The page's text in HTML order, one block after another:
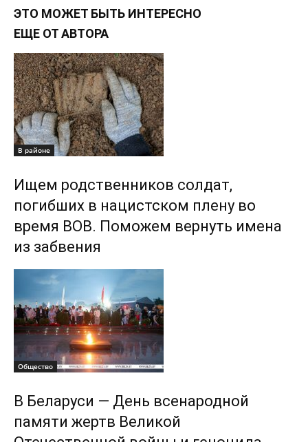
ЭТО МОЖЕТ БЫТЬ ИНТЕРЕСНО
ЕЩЕ ОТ АВТОРА
В районе
Ищем родственников солдат,
погибших в нацистском плену во
время ВОВ. Поможем вернуть имена
из забвения
Общество
В Беларуси — День всенародной
памяти жертв Великой